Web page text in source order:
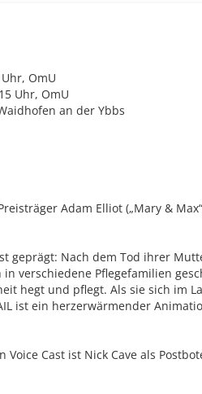
OmU
Uhr, OmU
an der Ybbs
Adam Elliot („Mary &
geprägt: Nach dem Tod ihrer
verschiedene Pflegefamilien
hegt und pflegt. Als sie sich im
ist ein herzerwärmender
Cast ist Nick Cave als